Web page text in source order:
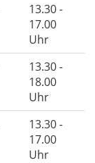
13.30 -
17.00
Uhr
13.30 -
18.00
Uhr
13.30 -
17.00
Uhr